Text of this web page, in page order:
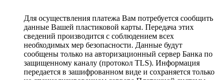
Для осуществления платежа Вам потребуется сообщить
данные Вашей пластиковой карты. Передача этих
сведений производится с соблюдением всех
необходимых мер безопасности. Данные будут
сообщены только на авторизационный сервер Банка по
защищенному каналу (протокол TLS). Информация
передается в зашифрованном виде и сохраняется только